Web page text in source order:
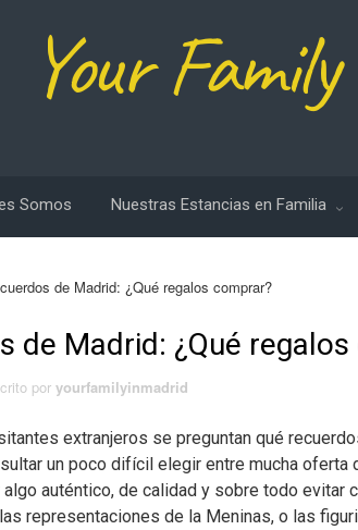
Your
Somos Nuestras Estancias en Familia
de Madrid: ¿Qué regalos comprar?
de Madrid: ¿Qué
por yourfamilyinmadrid
extranjeros se preguntan qué
un poco difícil elegir entre mucha oferta
algo auténtico, de calidad y sobre todo evitar
representaciones de la Meninas, o las